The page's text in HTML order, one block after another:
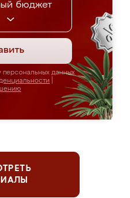
бюджет
персональных данных